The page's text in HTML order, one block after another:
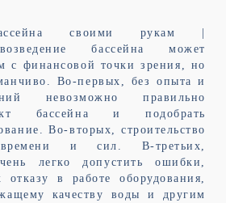
своими рукам |
возведение бассейна может
с финансовой точки зрения, но
Во-первых, без опыта и
невозможно правильно
бассейна и подобрать
Во-вторых, строительство
и сил. В-третьих,
легко допустить ошибки,
отказу в работе оборудования,
качеству воды и другим